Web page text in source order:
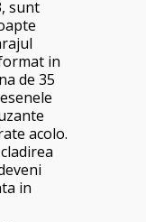
sunt
in
de 35
acolo.
in